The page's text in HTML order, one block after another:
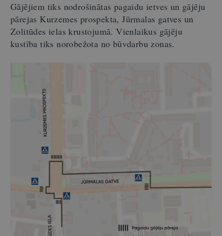
Gājējiem tiks nodrošinātas pagaidu ietves un gājēju
pārejas Kurzemes prospekta, Jūrmalas gatves un
Zolitūdes ielas krustojumā. Vienlaikus gājēju
kustība tiks norobežota no būvdarbu zonas.